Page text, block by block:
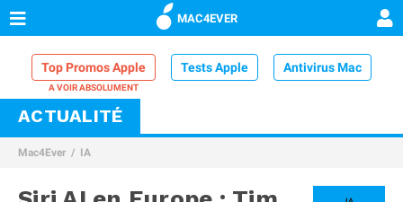
MAC4EVER
Top Promos Apple Tests Apple Antivirus Mac
VPN Mac
Comparatif iPhone
ACTUALITÉ
Mac4Ever IA